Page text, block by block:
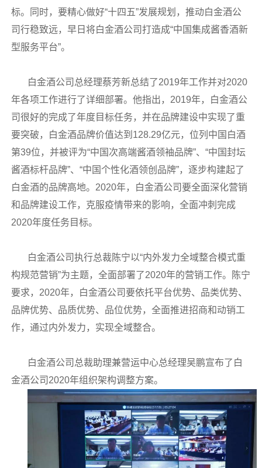
标。同时，要精心做好“十四五”发展规划，推动白金酒公
司行稳致远，早日将白金酒公司打造成“中国集成酱香酒新
型服务平台”。
白金酒公司总经理蔡芳新总结了2019年工作并对2020
年各项工作进行了详细部署。他指出，2019年，白金酒公
司很好的完成了年度目标任务，并在品牌建设中实现了重
要突破，白金酒品牌价值达到128.29亿元，位列中国白酒
第39位，并被评为“中国次高端酱酒领袖品牌”、“中国封坛
酱酒标杆品牌”、“中国个性化酒领创品牌”，逐步构建起了
白金酒的品牌高地。2020年，白金酒公司要全面深化营销
和品牌建设工作，克服疫情带来的影响，全面冲刺完成
2020年度任务目标。
白金酒公司执行总裁陈宁以“内外发力全域整合模式重
构规范营销”为主题，全面部署了2020年的营销工作。陈宁
要求，2020年，白金酒公司要依托平台优势、品类优势、
品牌优势、品质优势、品位优势，全面推进招商和动销工
作，通过内外发力，实现全域整合。
白金酒公司总裁助理兼营运中心总经理吴鹏宣布了白
金酒公司2020年组织架构调整方案。